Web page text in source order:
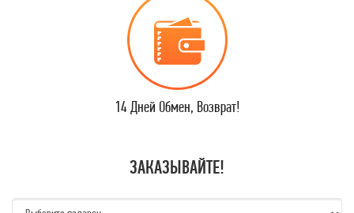
14 Дней Обмен, Возврат!
ЗАКАЗЫВАЙТЕ!